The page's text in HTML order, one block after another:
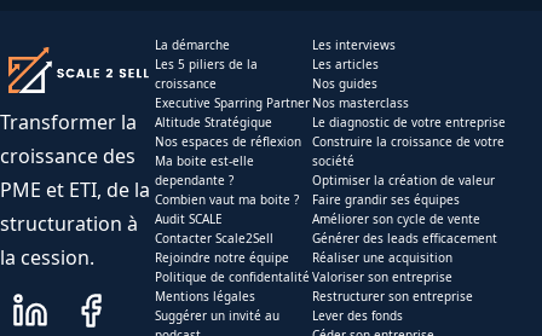
Transformer la
croissance des
PME et ETI, de la
structuration à
la cession.
La démarche
Les 5 piliers de la
croissance
Executive Sparring Partner
Altitude Stratégique
Nos espaces de réflexion
Ma boite est-elle
dependante ?
Combien vaut ma boite ?
Audit SCALE
Contacter Scale2Sell
Rejoindre notre équipe
Politique de confidentalité
Mentions légales
Suggérer un invité au
Les interviews
Les articles
Nos guides
Nos masterclass
Le diagnostic de votre entreprise
Construire la croissance de votre
société
Optimiser la création de valeur
Faire grandir ses équipes
Améliorer son cycle de vente
Générer des leads efficacement
Réaliser une acquisition
Valoriser son entreprise
Restructurer son entreprise
Lever des fonds